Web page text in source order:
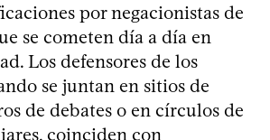
por negacionistas de
se cometen día a día en
Los defensores de los
se juntan en sitios de
de debates o en círculos de
coinciden con